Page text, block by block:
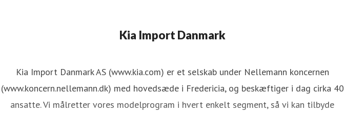
Kia Import Danmark
Kia Import Danmark AS (www.kia.com) er et selskab under Nellemann koncernen
(www.koncern.nellemann.dk) med hovedsæde i Fredericia, og beskæftiger i dag cirka 40
ansatte. Vi målretter vores modelprogram i hvert enkelt segment, så vi kan tilbyde